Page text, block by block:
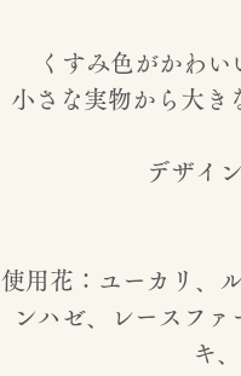
くすみ色がかわ
小さな実物から大き
デザイ
使用花：ユーカリ、
ンハゼ、レースフ
キ